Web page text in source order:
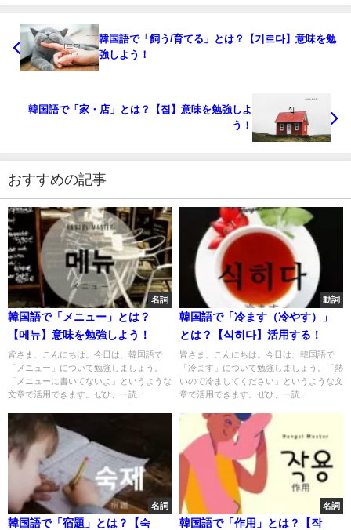
韓国語で「飼う/育てる」とは？【기르다】意味を勉
強しよう！
韓国語で「家・店」とは？【집】意味を勉強しよ
う！
おすすめの記事
名詞
韓国語で「メニュー」とは？
【메뉴】意味を勉強しよう！
皆さま、こんにちは。今日は、韓国語で
「メニュー」について勉強しましょう。
「メニューに書いてないよ」というような
文章で活用できます。ぜひ、一読...
動詞
韓国語で「冷ます（冷やす）」
とは？【식히다】活用する！
皆さま、こんにちは。今日は、韓国語で
「冷ます」について勉強しましょう。「熱
いので冷ましてください」というような文
章で活用できます。ぜひ、一読...
名詞
韓国語で「宿題」とは？【숙
名詞
韓国語で「作用」とは？【작